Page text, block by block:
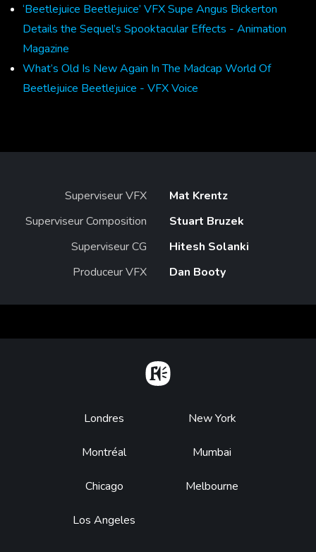
‘Beetlejuice Beetlejuice’ VFX Supe Angus Bickerton
Details the Sequel’s Spooktacular Effects - Animation
Magazine
What’s Old Is New Again In The Madcap World Of
Beetlejuice Beetlejuice - VFX Voice
Superviseur VFX
Mat Krentz
Superviseur Composition
Stuart Bruzek
Superviseur CG
Hitesh Solanki
Produceur VFX
Dan Booty
Footer
Londres
Montréal
Chicago
Los Angeles
New York
Mumbai
Melbourne